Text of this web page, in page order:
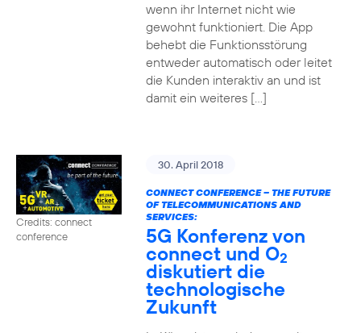
wenn ihr Internet nicht wie
gewohnt funktioniert. Die App
behebt die Funktionsstörung
entweder automatisch oder leitet
die Kunden interaktiv an und ist
damit ein weiteres […]
Credits: connect
conference
30. April 2018
CONNECT CONFERENCE – THE FUTURE
OF TELECOMMUNICATIONS AND
SERVICES:
5G Konferenz von
connect und O2
diskutiert die
technologische
Zukunft